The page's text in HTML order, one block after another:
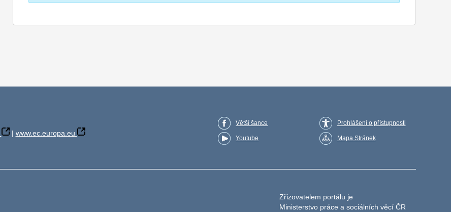
| www.ec.europa.eu
Větší šance
Youtube
Prohlášení o přístupnosti
Mapa Stránek
Zřizovatelem portálu je
Ministerstvo práce a sociálních věcí ČR